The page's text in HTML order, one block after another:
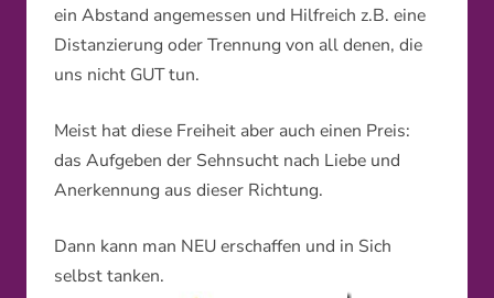
ein Abstand angemessen und Hilfreich z.B. eine
Distanzierung oder Trennung von all denen, die
uns nicht GUT tun.
Meist hat diese Freiheit aber auch einen Preis:
das Aufgeben der Sehnsucht nach Liebe und
Anerkennung aus dieser Richtung.
Dann kann man NEU erschaffen und in Sich
selbst tanken.